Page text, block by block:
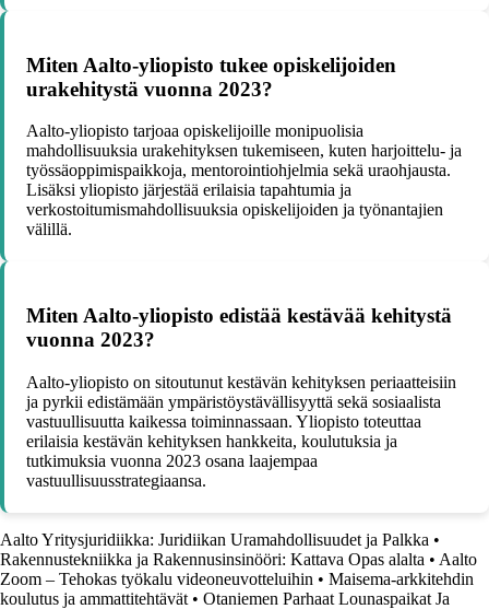
Miten Aalto-yliopisto tukee opiskelijoiden
urakehitystä vuonna 2023?
Aalto-yliopisto tarjoaa opiskelijoille monipuolisia
mahdollisuuksia urakehityksen tukemiseen, kuten harjoittelu- ja
työssäoppimispaikkoja, mentorointiohjelmia sekä uraohjausta.
Lisäksi yliopisto järjestää erilaisia tapahtumia ja
verkostoitumismahdollisuuksia opiskelijoiden ja työnantajien
välillä.
Miten Aalto-yliopisto edistää kestävää kehitystä
vuonna 2023?
Aalto-yliopisto on sitoutunut kestävän kehityksen periaatteisiin
ja pyrkii edistämään ympäristöystävällisyyttä sekä sosiaalista
vastuullisuutta kaikessa toiminnassaan. Yliopisto toteuttaa
erilaisia kestävän kehityksen hankkeita, koulutuksia ja
tutkimuksia vuonna 2023 osana laajempaa
vastuullisuusstrategiaansa.
Aalto Yritysjuridiikka: Juridiikan Uramahdollisuudet ja Palkka •
Rakennustekniikka ja Rakennusinsinööri: Kattava Opas alalta • Aalto
Zoom – Tehokas työkalu videoneuvotteluihin • Maisema-arkkitehdin
koulutus ja ammattitehtävät • Otaniemen Parhaat Lounaspaikat Ja